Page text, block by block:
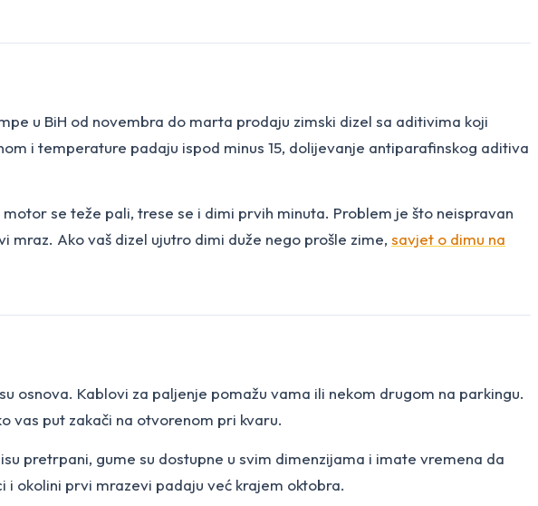
u BiH od novembra do marta prodaju zimski dizel sa aditivima koji
i temperature padaju ispod minus 15, dolijevanje antiparafinskog aditiva
se teže pali, trese se i dimi prvih minuta. Problem je što neispravan
Ako vaš dizel ujutro dimi duže nego prošle zime, savjet o dimu na
osnova. Kablovi za paljenje pomažu vama ili nekom drugom na parkingu.
vas put zakači na otvorenom pri kvaru.
pretrpani, gume su dostupne u svim dimenzijama i imate vremena da
i okolini prvi mrazevi padaju već krajem oktobra.